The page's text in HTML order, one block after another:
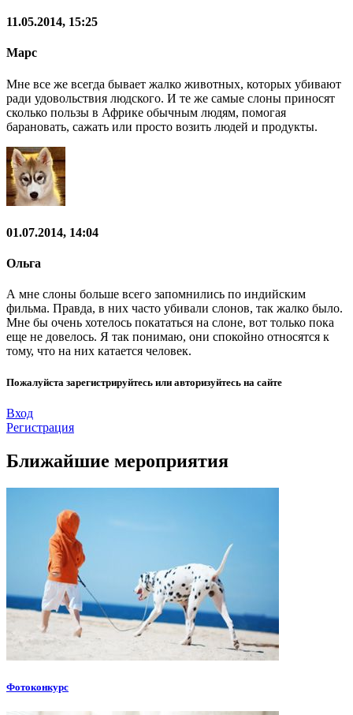
11.05.2014, 15:25
Марс
Мне все же всегда бывает жалко животных, которых убивают
ради удовольствия людского. И те же самые слоны приносят
сколько пользы в Африке обычным людям, помогая
барановать, сажать или просто возить людей и продукты.
01.07.2014, 14:04
Ольга
А мне слоны больше всего запомнились по индийским
фильма. Правда, в них часто убивали слонов, так жалко было.
Мне бы очень хотелось покататься на слоне, вот только пока
еще не довелось. Я так понимаю, они спокойно относятся к
тому, что на них катается человек.
Пожалуйста зарегистрируйтесь или авторизуйтесь на сайте
Вход
Регистрация
Ближайшие мероприятия
Фотоконкурс